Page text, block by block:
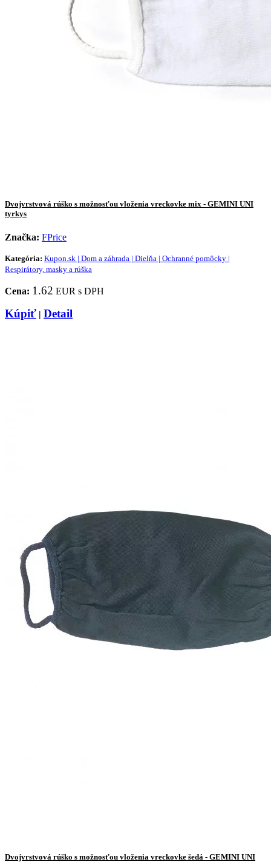
Dvojvrstvová rúško s možnosťou vloženia vreckovke mix - GEMINI UNI
tyrkys
Značka: FPrice
Kategória: Kupon.sk | Dom a záhrada | Dielňa | Ochranné pomôcky |
Respirátory, masky a rúška
Cena: 1.62 EUR s DPH
Kúpiť | Detail
Dvojvrstvová rúško s možnosťou vloženia vreckovke šedá - GEMINI UNI